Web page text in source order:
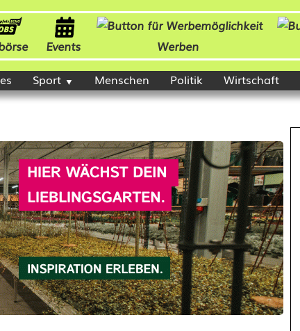
Events Werben
Sport Menschen Politik Wirtschaft